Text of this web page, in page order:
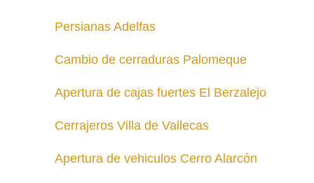
Persianas Adelfas
Cambio de cerraduras Palomeque
Apertura de cajas fuertes El Berzalejo
Cerrajeros Villa de Vallecas
Apertura de vehiculos Cerro Alarcón